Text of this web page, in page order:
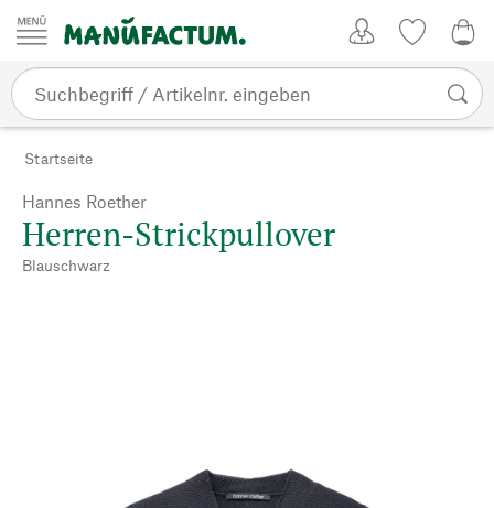
Zum Inhalt springen
Startseite
Hannes Roether
Herren-Strickpullover
Blauschwarz